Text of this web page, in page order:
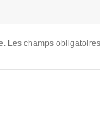
Les champs